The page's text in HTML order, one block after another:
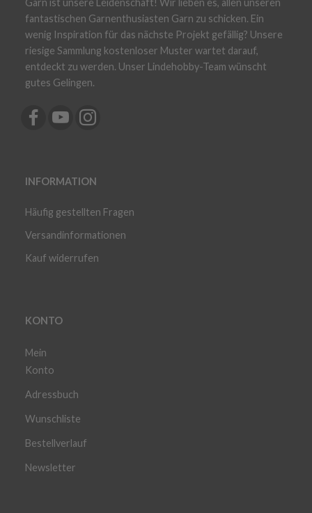
Garn ist unsere Leidenschaft! Wir lieben es, allen unseren
fantastischen Garnenthusiasten Garn zu schicken. Ein
wenig Inspiration für das nächste Projekt gefällig? Unsere
riesige Sammlung kostenloser Muster wartet darauf,
entdeckt zu werden. Unser Lindehobby-Team wünscht
gutes Gelingen.
INFORMATION
Häufig gestellten Fragen
Versandinformationen
Kauf widerrufen
KONTO
Mein
Konto
Adressbuch
Wunschliste
Bestellverlauf
Newsletter